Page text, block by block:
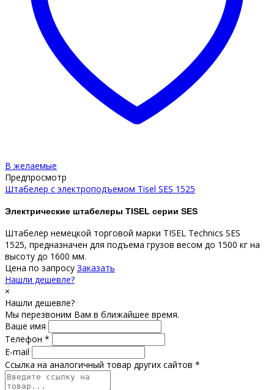
В желаемые
Предпросмотр
Штабелер с электроподъемом Tisel SES 1525
Электрические штабелеры TISEL серии SES
Штабелер немецкой торговой марки TISEL Technics SES
1525, предназначен для подъема грузов весом до 1500 кг на
высоту до 1600 мм.
Цена по запросу Заказать
Нашли дешевле?
×
Нашли дешевле?
Мы перезвоним Вам в ближайшее время.
Ваше имя
Телефон *
E-mail
Ссылка на аналогичный товар других сайтов *